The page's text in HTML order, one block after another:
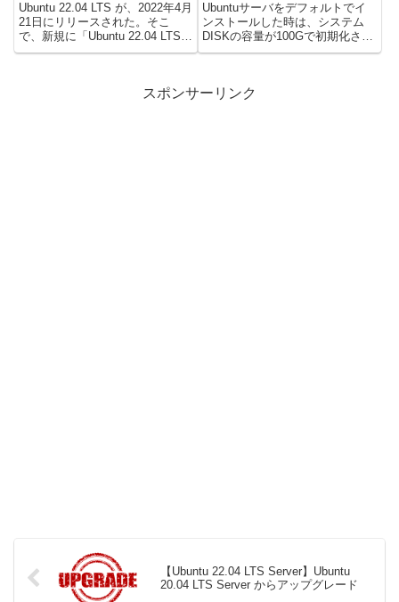
Ubuntu 22.04 LTS が、2022年4月
21日にリリースされた。そこ
で、新規に「Ubuntu 22.04 LTS
Server」をインストールしたので
Ubuntuサーバをデフォルトでイ
ンストールした時は、システム
DISKの容量が100Gで初期化され
いて空き容量が逼迫してきた。使
ルシステムの現状確認dfコマンド
スポンサーリンク
【Ubuntu 22.04 LTS Server】Ubuntu
20.04 LTS Server からアップグレード